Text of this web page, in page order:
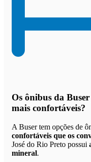
Os ônibus da
mais confortáveis?
A Buser tem opções de
confortáveis que os
José do Rio Preto possui
mineral.